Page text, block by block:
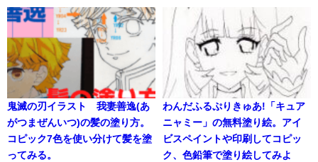
鬼滅の刃イラスト 我妻善逸(あ
がつまぜんいつ)の髪の塗り方。
コピック7色を使い分けて髪を塗
ってみる。
わんだふるぷりきゅあ!「キュア
ニャミー」の無料塗り絵。アイ
ビスペイントや印刷してコピッ
ク、色鉛筆で塗り絵してみよ